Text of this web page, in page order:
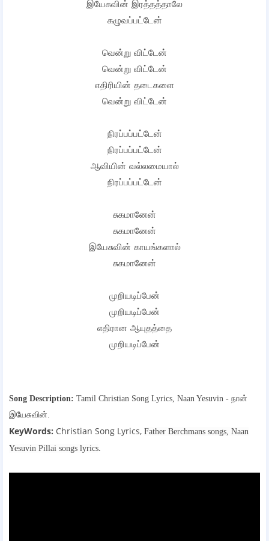
இயேசுவின் இரத்தத்தாலே
கழுவப்பட்டேன்
வென்று விட்டேன்
வென்று விட்டேன்
எதிரியின் தடைகளை
வென்று விட்டேன்
நிரப்பப்பட்டேன்
நிரப்பப்பட்டேன்
ஆவியின் வல்லமையால்
நிரப்பப்பட்டேன்
சுகமானேன்
சுகமானேன்
இயேசுவின் காயங்களால்
சுகமானேன்
முறியடிப்பேன்
முறியடிப்பேன்
எதிரான ஆயுதத்தை
முறியடிப்பேன்
Song Description: Tamil Christian Song Lyrics, Naan Yesuvin - நான்
இயேசுவின்.
KeyWords: Christian Song Lyrics, Father Berchmans songs, Naan
Yesuvin Pillai songs lyrics.